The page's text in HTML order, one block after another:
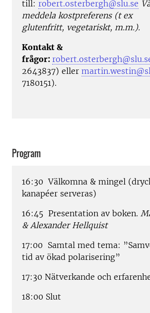
till: robert.osterbergh@slu.se
meddela kostpreferens (t ex
glutenfritt, vegetariskt, m.m.).
Kontakt &
frågor:
2643837) eller
7180151).
Program
16:30 Välkomna & mingel
kanapéer serveras)
16:45 Presentation av boken.
& Alexander Hellquist
17:00 Samtal med tema:
tid av ökad polarisering”
17:30 Nätverkande och
18:00 Slut